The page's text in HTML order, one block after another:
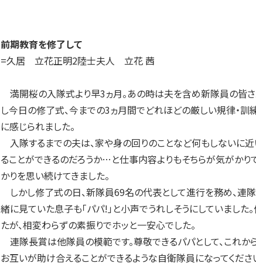
前期教育を修了して
=久居 立花正明2陸士夫人 立花 茜
満開桜の入隊式より早3ヵ月。あの時は夫を含め新隊員の皆さ
し今日の修了式、今までの3ヵ月間でどれほどの厳しい規律・
に感じられました。
入隊するまでの夫は、家や身の回りのことなど何もしないに
ることができるのだろうか…と仕事内容よりもそちらが気がか
かりを思い続けてきました。
しかし修了式の日、新隊員69名の代表として進行を務め、連
緒に見ていた息子も「パパ!」と小声でうれしそうにしていまし
たが、相変わらずの素振りでホッと一安心でした。
連隊長賞は他隊員の模範です。尊敬できるパパとして、これ
お互いが助け合えることができるような自衛隊員になってくださ